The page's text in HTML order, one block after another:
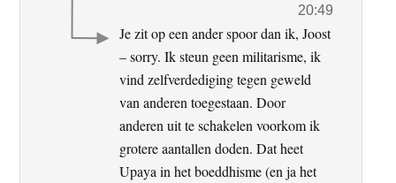
20:49
Je zit op een ander spoor dan ik, Joost
– sorry. Ik steun geen militarisme, ik
vind zelfverdediging tegen geweld
van anderen toegestaan. Door
anderen uit te schakelen voorkom ik
grotere aantallen doden. Dat heet
Upaya in het boeddhisme (en ja het